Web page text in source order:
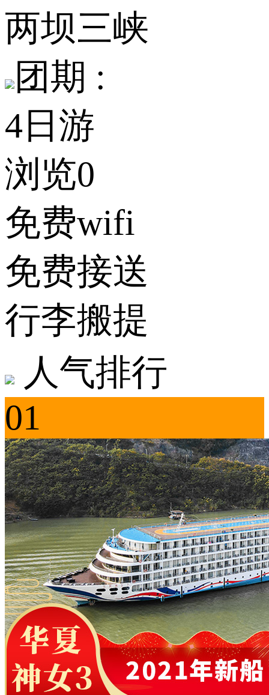
两坝三峡
团期 :
4日游
浏览0
免费wifi
免费接送
行李搬提
人气排行
01